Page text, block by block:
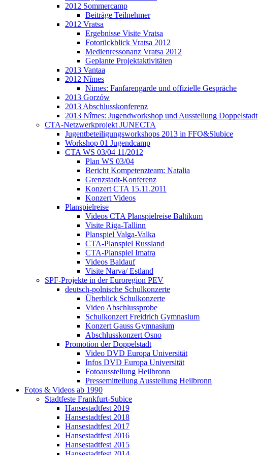
2012 Sommercamp
Beiträge Teilnehmer
2012 Vratsa
Ergebnisse Visite Vratsa
Fotorückblick Vratsa 2012
Medienressonanz Vratsa 2012
Geplante Projektaktivitäten
2013 Vantaa
2012 Nîmes
Nimes: Fanfarengarde und offizielle Gespräche
2013 Gorzów
2013 Abschlusskonferenz
2013 Nîmes: Jugendworkshop und Ausstellung Doppelstadt
CTA-Netzwerkprojekt JUNECTA
Jugentbeteiligungsworkshops 2013 in FFO&Slubice
Workshop 01 Jugendcamp
CTA WS 03/04 11/2012
Plan WS 03/04
Bericht Kompetenzteam: Natalia
Grenzstadt-Konferenz
Konzert CTA 15.11.2011
Konzert Videos
Planspielreise
Videos CTA Planspielreise Baltikum
Visite Riga-Tallinn
Planspiel Valga-Valka
CTA-Planspiel Russland
CTA-Planspiel Imatra
Videos Baldauf
Visite Narva/ Estland
SPF-Projekte in der Euroregion PEV
deutsch-polnische Schulkonzerte
Überblick Schulkonzerte
Video Abschlussprobe
Schulkonzert Freidrich Gymnasium
Konzert Gauss Gymnasium
Abschlusskonzert Osno
Promotion der Doppelstadt
Video DVD Europa Universität
Infos DVD Europa Universität
Fotoausstellung Heilbronn
Pressemitteilung Ausstellung Heilbronn
Fotos & Videos ab 1990
Stadtfeste Frankfurt-Subice
Hansestadtfest 2019
Hansestadtfest 2018
Hansestadtfest 2017
Hansestadtfest 2016
Hansestadtfest 2015